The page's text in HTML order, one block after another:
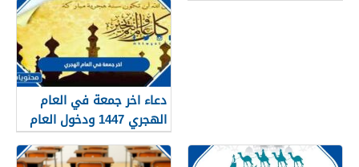
دعاء اخر جمعة في العام
الهجري 1447 ودخول العام
الجديد 1448